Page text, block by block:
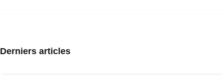
Derniers articles